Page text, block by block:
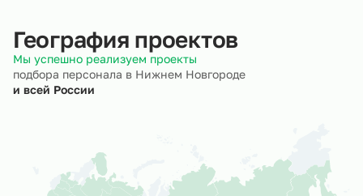
География проектов
Мы успешно реализуем проекты
подбора персонала в Нижнем Новгороде
и всей России